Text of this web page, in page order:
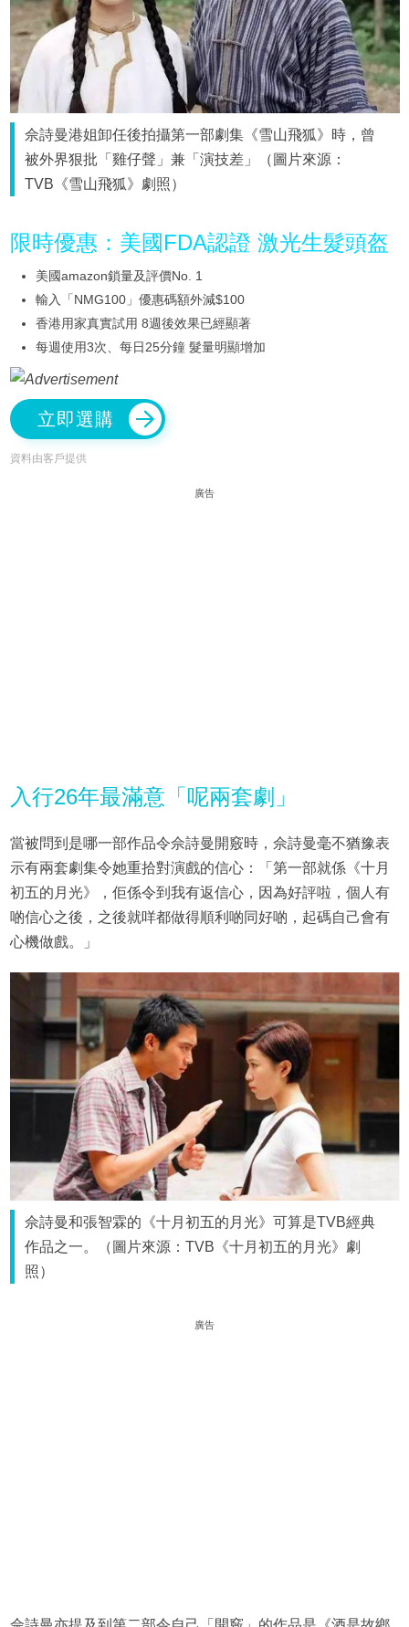
佘詩曼港姐卸任後拍攝第一部劇集《雪山飛狐》時，曾
被外界狠批「雞仔聲」兼「演技差」（圖片來源：
TVB《雪山飛狐》劇照）
限時優惠：美國FDA認證 激光生髮頭盔
美國amazon鎖量及評價No. 1
輸入「NMG100」優惠碼額外減$100
香港用家真實試用 8週後效果已經顯著
每週使用3次、每日25分鐘 髮量明顯增加
立即選購
資料由客戶提供
廣告
入行26年最滿意「呢兩套劇」
當被問到是哪一部作品令佘詩曼開竅時，佘詩曼毫不猶豫表
示有兩套劇集令她重拾對演戲的信心：「第一部就係《十月
初五的月光》，佢係令到我有返信心，因為好評啦，個人有
啲信心之後，之後就咩都做得順利啲同好啲，起碼自己會有
心機做戲。」
佘詩曼和張智霖的《十月初五的月光》可算是TVB經典
作品之一。（圖片來源：TVB《十月初五的月光》劇
照）
廣告